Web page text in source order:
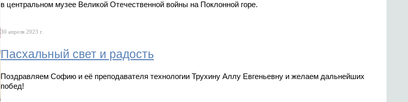
в центральном музее Великой Отечественной войны на Поклонной горе.
30 апреля 2023 г.
Пасхальный свет и радость
Поздравляем Софию и её преподавателя технологии Трухину Аллу Евгеньевну и желаем дальнейших
побед!